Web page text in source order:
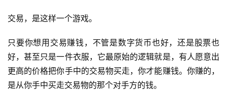
交易，是这样一个游戏。
只要你想用交易赚钱，不管是数字货币也好，还是股票也
好，甚至只是一件衣服，它最原始的逻辑就是，有人愿意出
更高的价格把你手中的交易物买走，你才能赚钱。你赚的，
是从你手中买走交易物的那个对手方的钱。